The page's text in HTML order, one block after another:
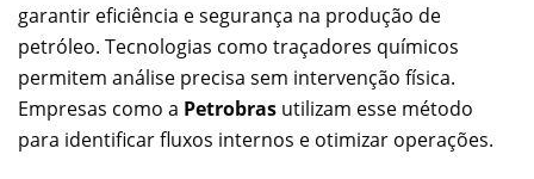
garantir eficiência e segurança na produção de
petróleo. Tecnologias como traçadores químicos
permitem análise precisa sem intervenção física.
Empresas como a Petrobras utilizam esse método
para identificar fluxos internos e otimizar operações.